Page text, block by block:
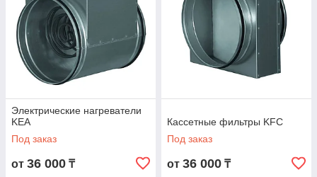
Честные цены
Работая напрямую с производителями
канального круглого оборудования, мы можем
предложить своему заказчику по-настоящему
Перейти к выбору оборудования
Электрические нагреватели
KEA
Под заказ
от 36 000 ₸
Кассетные фильтры KFC
Под заказ
от 36 000 ₸